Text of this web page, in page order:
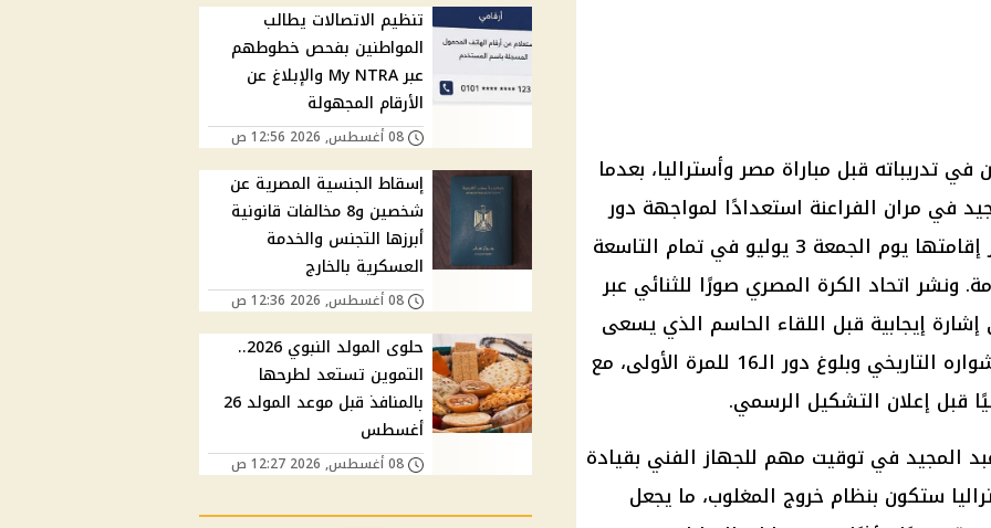
تدريباته قبل مباراة مصر وأستراليا، بعدما
مران الفراعنة استعدادًا لمواجهة دور
الـ32 من كأس العالم 2026، المقرر إقامتها يوم الجمعة 3 يوليو في تمام التاسعة
ونشر اتحاد الكرة المصري صورًا للثنائي عبر
إيجابية قبل اللقاء الحاسم الذي يسعى
خلاله المنتخب الوطني لمواصلة مشواره التاريخي وبلوغ دور الـ16 للمرة الأولى، مع
قبل إعلان التشكيل الرسمي.
المجيد في توقيت مهم للجهاز الفني بقيادة
ستكون بنظام خروج المغلوب، ما يجعل
تنظيم الاتصالات يطالب
المواطنين بفحص خطوطهم
عبر My NTRA والإبلاغ عن
الأرقام المجهولة
08 أغسطس, 2026 12:56 ص
إسقاط الجنسية المصرية عن
شخصين و8 مخالفات قانونية
أبرزها التجنس والخدمة
العسكرية بالخارج
08 أغسطس, 2026 12:36 ص
حلوى المولد النبوي 2026..
التموين تستعد لطرحها
بالمنافذ قبل موعد المولد 26
أغسطس
08 أغسطس, 2026 12:27 ص